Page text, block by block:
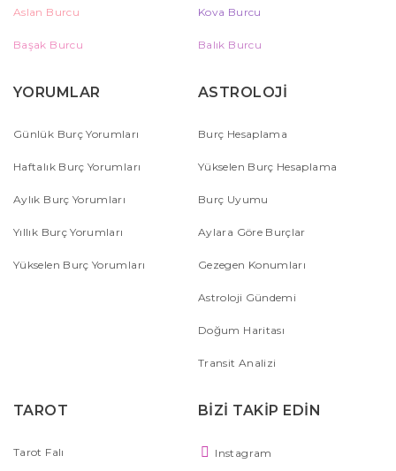
Aslan Burcu Kova Burcu
Başak Burcu Balık Burcu
YORUMLAR
Günlük Burç Yorumları
Haftalık Burç Yorumları
Aylık Burç Yorumları
Yıllık Burç Yorumları
Yükselen Burç Yorumları
ASTROLOJİ
Burç Hesaplama
Yükselen Burç Hesaplama
Burç Uyumu
Aylara Göre Burçlar
Gezegen Konumları
Astroloji Gündemi
Doğum Haritası
Transit Analizi
TAROT
Tarot Falı
BİZİ TAKİP EDİN
Instagram